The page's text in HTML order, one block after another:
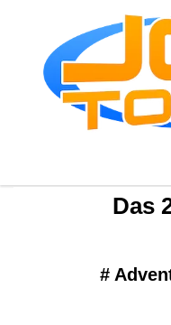
Das
#